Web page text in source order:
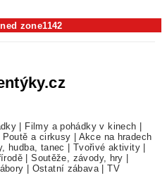
zone1142
Filmy a pohádky v kinech
Poutě a cirkusy
Akce na hradech
hudba, tanec Tvořivé aktivity
|Soutěže, závody, hry
Ostatní zábava |TV